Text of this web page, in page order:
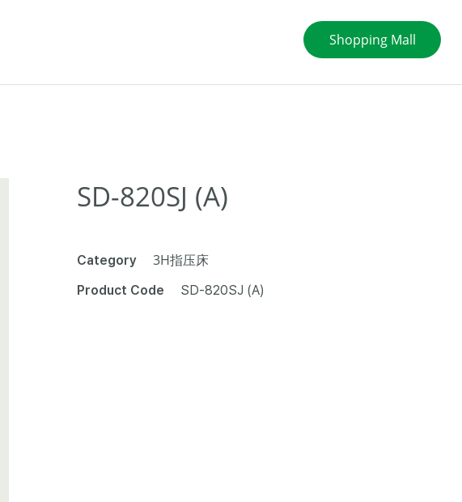
Shopping Mall
SD-820SJ (A)
Category
3H指压床
Product Code
SD-820SJ (A)